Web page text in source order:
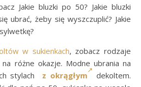
Jakie bluzki po 50? Jakie bluzki
ubrać, żeby się wyszczuplić? Jakie
w sukienkach, zobacz rodzaje
różne okazje. Modne ubrania na
stylach z okrągłym
dekoltem.